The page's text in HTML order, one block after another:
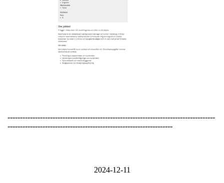
-----------------------------------------------------------------------------------
------------------------------------------------------------------
2024-12-11